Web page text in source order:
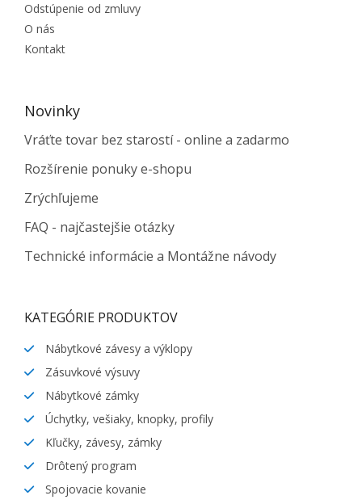
Odstúpenie od zmluvy
O nás
Kontakt
Novinky
Vráťte tovar bez starostí - online a zadarmo
Rozšírenie ponuky e-shopu
Zrýchľujeme
FAQ - najčastejšie otázky
Technické informácie a Montážne návody
KATEGÓRIE PRODUKTOV
Nábytkové závesy a výklopy
Zásuvkové výsuvy
Nábytkové zámky
Úchytky, vešiaky, knopky, profily
Kľučky, závesy, zámky
Drôtený program
Spojovacie kovanie